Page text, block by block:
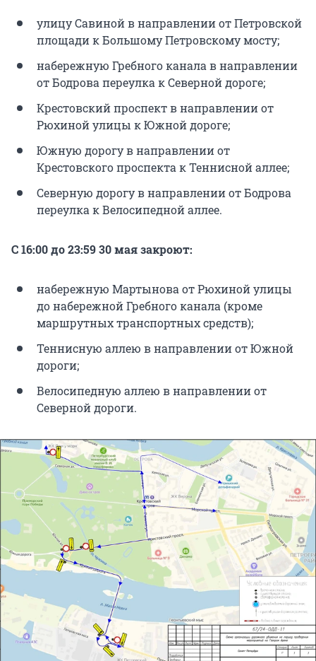
улицу Савиной в направлении от Петровской
площади к Большому Петровскому мосту;
набережную Гребного канала в направлении
от Бодрова переулка к Северной дороге;
Крестовский проспект в направлении от
Рюхиной улицы к Южной дороге;
Южную дорогу в направлении от
Крестовского проспекта к Теннисной аллее;
Северную дорогу в направлении от Бодрова
переулка к Велосипедной аллее.
С 16:00 до 23:59 30 мая закроют:
набережную Мартынова от Рюхиной улицы
до набережной Гребного канала (кроме
маршрутных транспортных средств);
Теннисную аллею в направлении от Южной
дороги;
Велосипедную аллею в направлении от
Северной дороги.